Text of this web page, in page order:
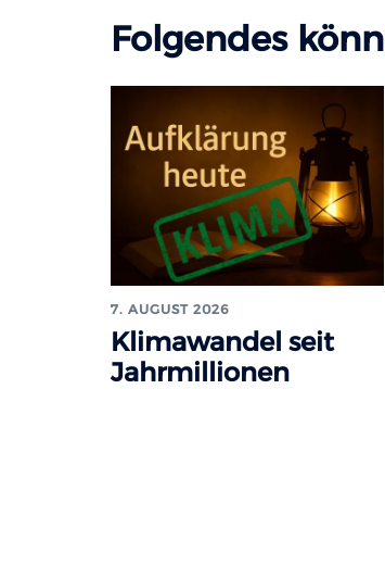
Folgendes
7. AUGUST 2026
Klimawandel seit
Jahrmillionen